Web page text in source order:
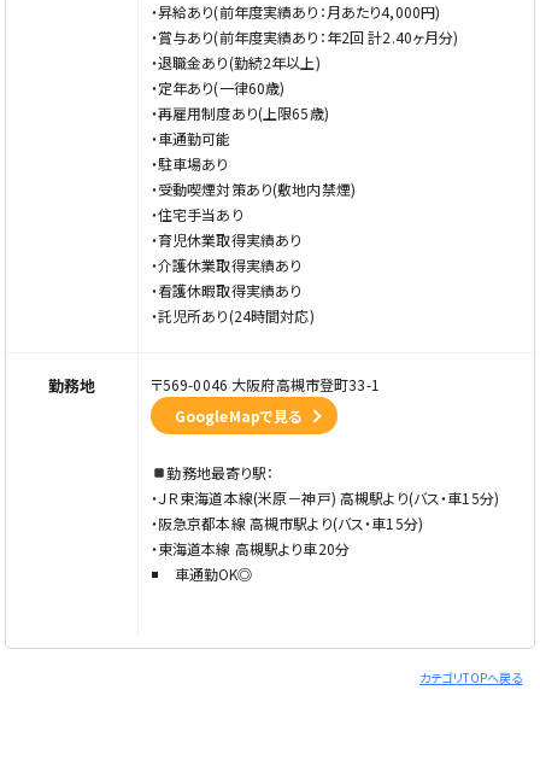
・昇給あり(前年度実績あり：月あたり4,000円)
・賞与あり(前年度実績あり：年2回 計2.40ヶ月分)
・退職金あり(勤続2年以上)
・定年あり(一律60歳)
・再雇用制度あり(上限65歳)
・車通勤可能
・駐車場あり
・受動喫煙対策あり(敷地内禁煙)
・住宅手当あり
・育児休業取得実績あり
・介護休業取得実績あり
・看護休暇取得実績あり
・託児所あり(24時間対応)
勤務地
〒569-0046 大阪府高槻市登町33-1
GoogleMapで見る
勤務地最寄り駅：
・ＪＲ東海道本線(米原－神戸) 高槻駅より(バス・車15分)
・阪急京都本線 高槻市駅より(バス・車15分)
・東海道本線 高槻駅より車20分
車通勤OK◎
カテゴリTOPへ戻る